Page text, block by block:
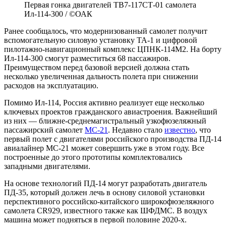
Первая гонка двигателей ТВ7-117СТ-01 самолета
Ил-114-300 / ©ОАК
Ранее сообщалось, что модернизованный самолет получит
вспомогательную силовую установку ТА-1 и цифровой
пилотажно-навигационный комплекс ЦПНК-114М2. На борту
Ил-114-300 смогут разместиться 68 пассажиров.
Преимуществом перед базовой версией должна стать
несколько увеличенная дальность полета при снижении
расходов на эксплуатацию.
Помимо Ил-114, Россия активно реализует еще несколько
ключевых проектов гражданского авиастроения. Важнейший
из них — ближне-среднемагистральный узкофюзеляжный
пассажирский самолет МС-21. Недавно стало известно, что
первый полет с двигателями российского производства ПД-14
авиалайнер МС-21 может совершить уже в этом году. Все
построенные до этого прототипы комплектовались
западными двигателями.
На основе технологий ПД-14 могут разработать двигатель
ПД-35, который должен лечь в основу силовой установки
перспективного российско-китайского широкофюзеляжного
самолета CR929, известного также как ШФДМС. В воздух
машина может подняться в первой половине 2020-х.